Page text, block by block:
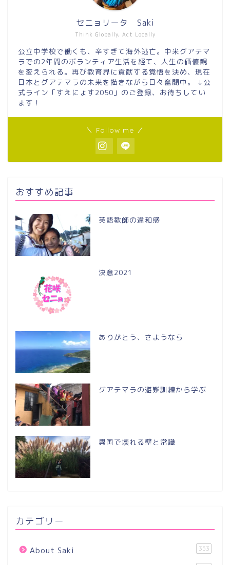
Think Globally, Act Locally
セニョリータ Saki
公立中学校で働くも、辛すぎて海外逃亡。中米グアテマ
ラでの2年間のボランティア生活を経て、人生の価値観
を変えられる。再び教育界に貢献する覚悟を決め、現在
日本とグアテマラの未来を描きながら日々奮闘中。 ↓公
式ライン「すえにょす2050」のご登録、お待ちしてい
ます！
＼ Follow me ／
おすすめ記事
英語教師の違和感
決意2021
ありがとう、さようなら
グアテマラの避難訓練から学ぶ
異国で壊れる壁と常識
カテゴリー
About Saki 353